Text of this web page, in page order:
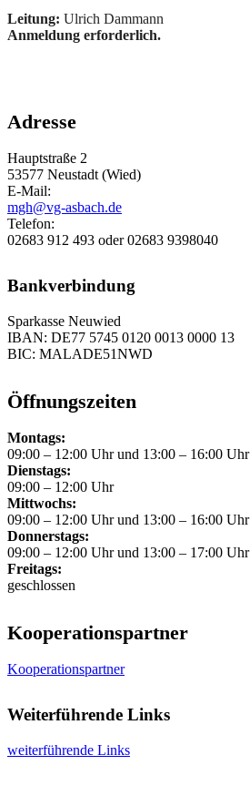
Leitung: Ulrich Dammann
Anmeldung erforderlich.
Adresse
Hauptstraße 2
53577 Neustadt (Wied)
E-Mail:
mgh@vg-asbach.de
Telefon:
02683 912 493 oder 02683 9398040
Bankverbindung
Sparkasse Neuwied
IBAN: DE77 5745 0120 0013 0000 13
BIC: MALADE51NWD
Öffnungszeiten
Montags:
09:00 – 12:00 Uhr und 13:00 – 16:00 Uhr
Dienstags:
09:00 – 12:00 Uhr
Mittwochs:
09:00 – 12:00 Uhr und 13:00 – 16:00 Uhr
Donnerstags:
09:00 – 12:00 Uhr und 13:00 – 17:00 Uhr
Freitags:
geschlossen
Kooperationspartner
Kooperationspartner
Weiterführende Links
weiterführende Links